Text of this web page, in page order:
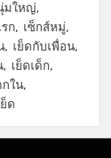
มใหญ่
ก
เซ็กส์หมู่
เย็ดกับเพื่อน
เย็ดเด็ก
ใน
ด